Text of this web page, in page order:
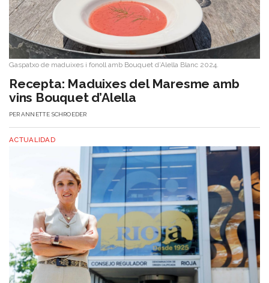
Gaspatxo de maduixes i fonoll amb Bouquet d’Alella Blanc 2024.
​Recepta: Maduixes del Maresme amb
vins Bouquet d’Alella
PERANNETTE SCHROEDER
ACTUALIDAD